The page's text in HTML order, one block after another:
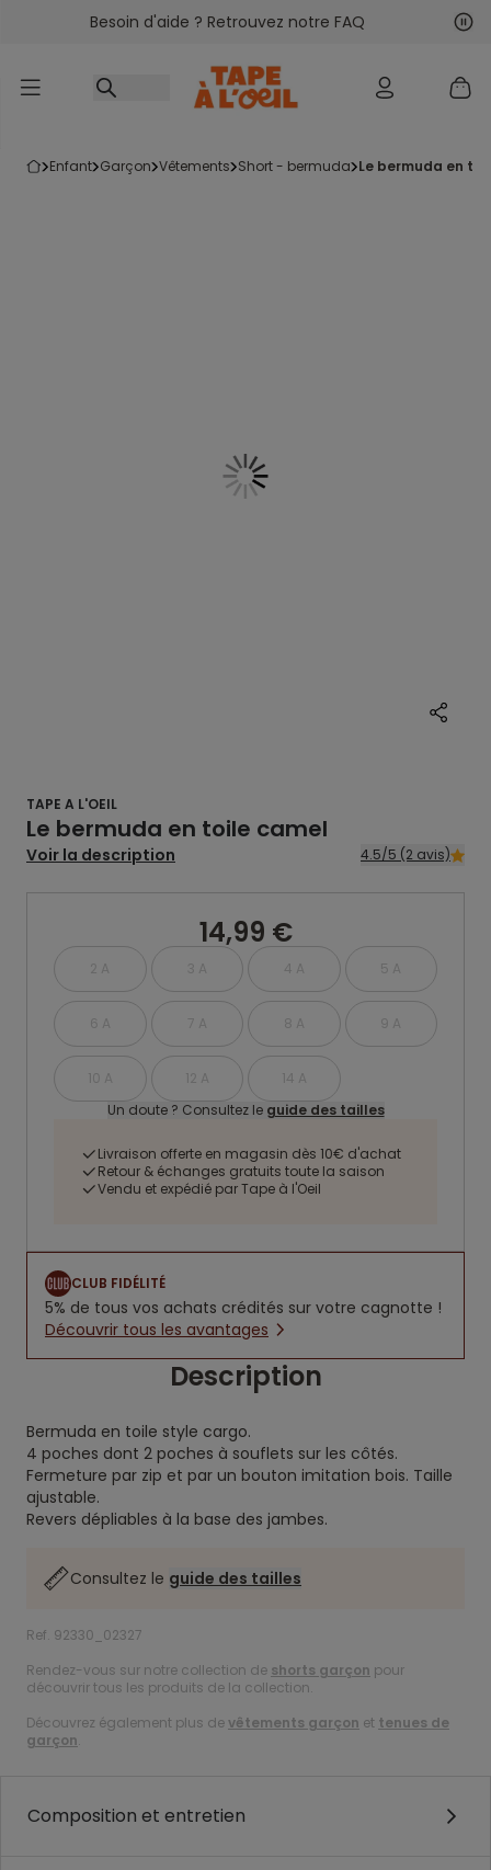
Accéder au contenu
Besoin d'aide ? Retrouvez notre FAQ
enfant garçon vêtements short - bermuda le bermuda en
TAPE A L'OEIL
Le bermuda en toile camel
Voir la description 4.5/5 (2 avis)
14,99 €
2 A 3 A 4 A 5 A
6 A 7 A 8 A 9 A
10 A 12 A
14 A
Un doute ? Consultez le guide des tailles
Livraison offerte en magasin dès 10€ d'achat
Retour & échanges gratuits toute la saison
Vendu et expédié par Tape à l'Oeil
CLUB FIDÉLITÉ
5% de tous vos achats crédités sur votre cagnotte !
Découvrir tous les avantages
Description
Bermuda en toile style cargo.
4 poches dont 2 poches à souflets sur les côtés.
Fermeture par zip et par un bouton imitation bois. Taille
ajustable.
Revers dépliables à la base des jambes.
Consultez le guide des tailles
Ref. 92330_02327
Rendez-vous sur notre collection de shorts garçon pour
découvrir tous les produits de la collection.
Découvrez également plus devêtements garçon et tenues de
garçon.
Composition et entretien